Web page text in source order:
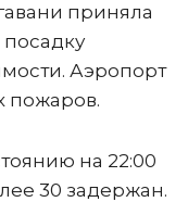
приняла
Аэропорт
пожаров.
на 22:00
30 задержан.